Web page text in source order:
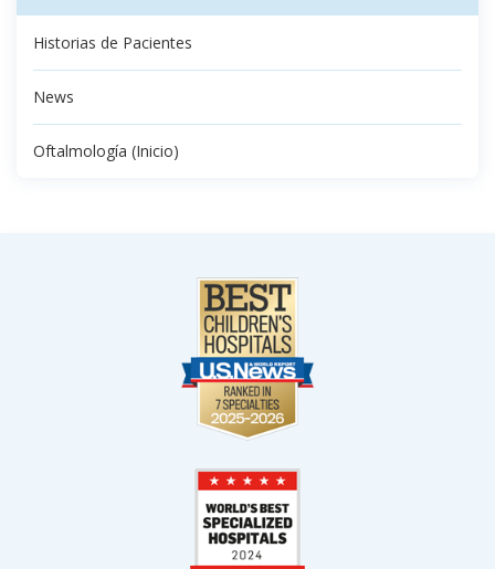
Historias de Pacientes
News
Oftalmología (Inicio)